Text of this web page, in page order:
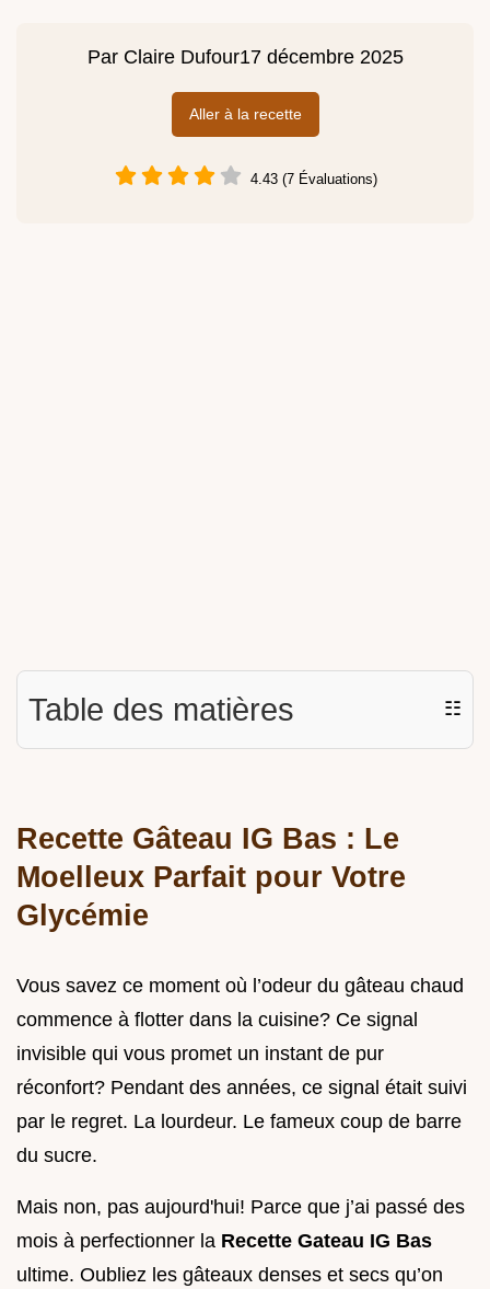
Par Claire Dufour17 décembre 2025
Aller à la recette
4.43 (7 Évaluations)
Table des matières ☷
Recette Gâteau IG Bas : Le
Moelleux Parfait pour Votre
Glycémie
Vous savez ce moment où l’odeur du gâteau chaud
commence à flotter dans la cuisine? Ce signal
invisible qui vous promet un instant de pur
réconfort? Pendant des années, ce signal était suivi
par le regret. La lourdeur. Le fameux coup de barre
du sucre.
Mais non, pas aujourd'hui! Parce que j’ai passé des
mois à perfectionner la Recette Gateau IG Bas
ultime. Oubliez les gâteaux denses et secs qu’on